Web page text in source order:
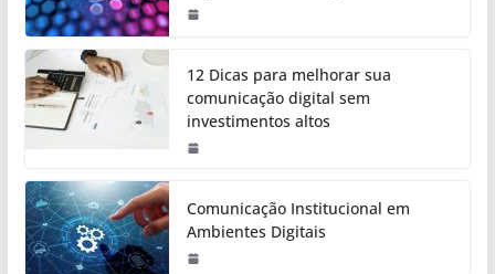
12 Dicas para melhorar sua
comunicação digital sem
investimentos altos
Comunicação Institucional em
Ambientes Digitais